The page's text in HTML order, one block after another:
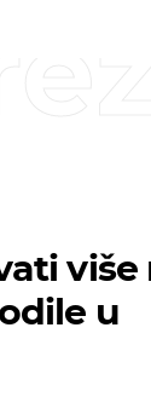
više
u